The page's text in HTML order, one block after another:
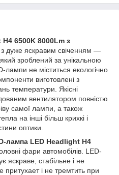
6500K 8000Lm з
з дуже яскравим свіченням —
зроблений за унікальною
лампи не міститься екологічно
виготовлені з
температури. Якісні
вентилятором повністю
самої лампи, а також
на інші більш крихкі і
оптики.
лампа LED Headlight H4
фари автомобілів. LED-
яскраве, стабільне і не
притухает і не тремтить при